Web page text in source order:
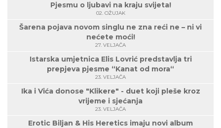
Pjesmu o ljubavi na kraju svijeta!
02. OŽUJAK
Šarena pojava novom singlu ne zna reći ne – ni vi
nećete moći!
27. VELJAČA
Istarska umjetnica Elis Lovrić predstavlja tri
prepjeva pjesme “Kanat od mora“
23. VELJAČA
Ika i Vića donose "Klikere" - duet koji pleše kroz
vrijeme i sjećanja
23. VELJAČA
Erotic Biljan & His Heretics imaju novi album